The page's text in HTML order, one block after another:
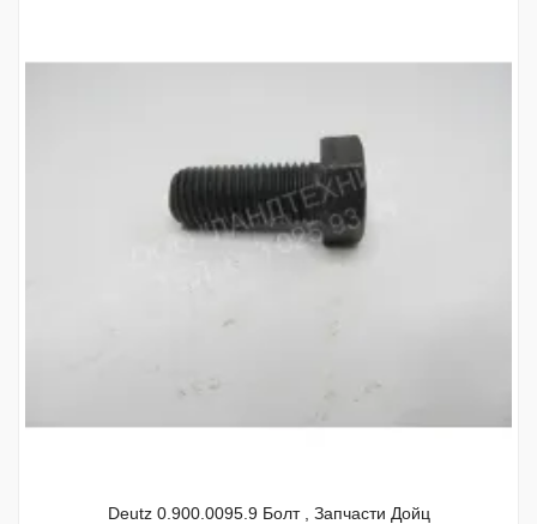
Deutz 0.900.0095.9 Болт , Запчасти Дойц